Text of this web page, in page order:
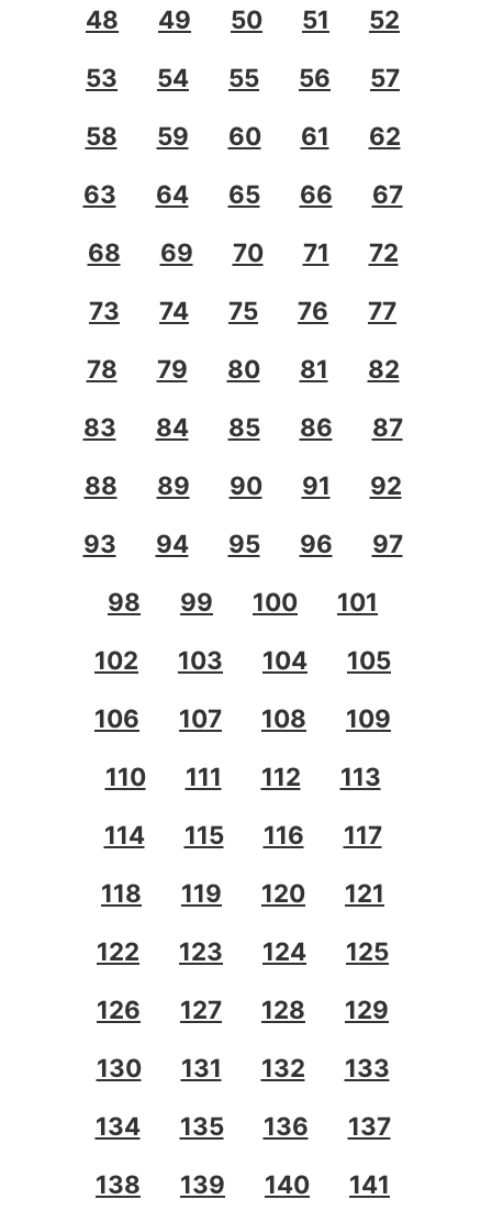
48
49 50 51
52
53
54 55 56
57
58
59 60 61
62
63
64 65 66
67
68
69 70 71
72
73
74 75 76
77
78
79 80 81
82
83
84 85 86
87
88
89 90 91
92
93
94 95 96
97
98
99 100
101
102
103 104
105
106
107 108
109
110
111 112
113
114
115 116
117
118
119 120
121
122
123 124
125
126
127 128
129
130
131 132
133
134
135 136
137
138
139 140 141